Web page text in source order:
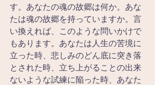
す。あなたの魂の故郷は何か。あな
たは魂の故郷を持っていますか。言
い換えれば、このような問いかけで
もあります。あなたは人生の苦境に
立った時、悲しみのどん底に突き落
とされた時、立ち上がることの出来
ないような試練に陥った時、あなた